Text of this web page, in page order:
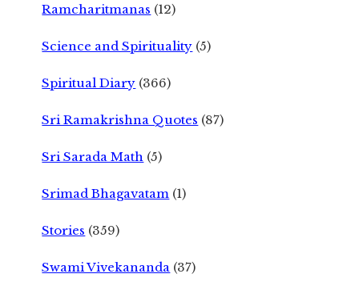
Ramcharitmanas (12)
Science and Spirituality (5)
Spiritual Diary (366)
Sri Ramakrishna Quotes (87)
Sri Sarada Math (5)
Srimad Bhagavatam (1)
Stories (359)
Swami Vivekananda (37)